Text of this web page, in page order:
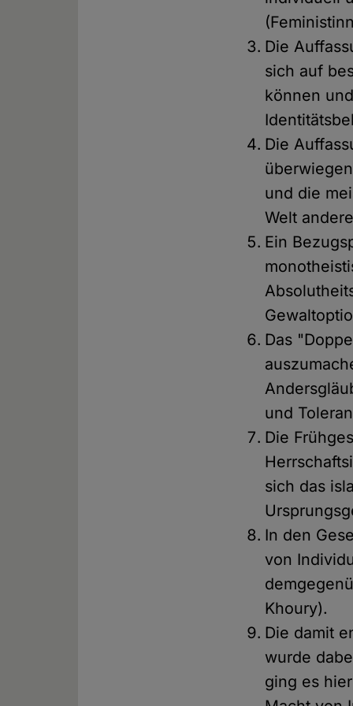
Die
sich auf
können
Die
und die
Welt
Ein
Das
und
Die
sich das
In den
von
Khoury).
Die damit
wurde
ging es